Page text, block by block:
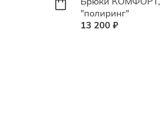
"полиринг"
13 200 ₽